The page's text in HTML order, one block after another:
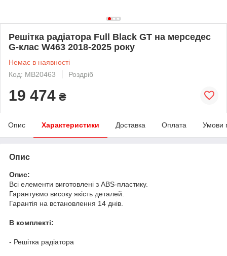
Решітка радіатора Full Black GT на мерседес
G-клас W463 2018-2025 року
Немає в наявності
Код: MB20463
Роздріб
19 474 ₴
Опис Характеристики Доставка Оплата Умови
Опис
Опис:
Всі елементи виготовлені з ABS-пластику.
Гарантуємо високу якість деталей.
Гарантія на встановлення 14 днів.
В комплекті:
- Решітка радіатора